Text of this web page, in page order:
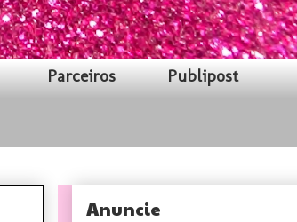
Parceiros
Publipost
Anuncie